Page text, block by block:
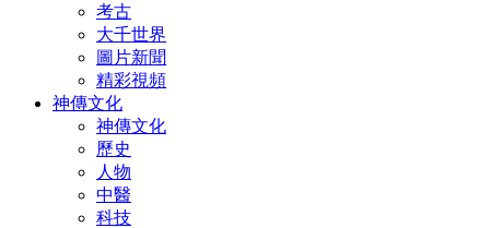
考古
大千世界
圖片新聞
精彩視頻
神傳文化
神傳文化
歷史
人物
中醫
科技